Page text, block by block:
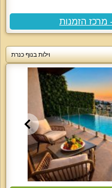
וילות בנוף כנרת